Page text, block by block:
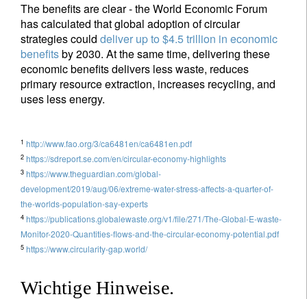
The benefits are clear - the World Economic Forum
has calculated that global adoption of circular
strategies could deliver up to $4.5 trillion in economic
benefitsby 2030. At the same time, delivering these
economic benefits delivers less waste, reduces
primary resource extraction, increases recycling, and
uses less energy.
1 http://www.fao.org/3/ca6481en/ca6481en.pdf
2 https://sdreport.se.com/en/circular-economy-highlights
3 https://www.theguardian.com/global-
development/2019/aug/06/extreme-water-stress-affects-a-quarter-of-
the-worlds-population-say-experts
4 https://publications.globalewaste.org/v1/file/271/The-Global-E-waste-
Monitor-2020-Quantities-flows-and-the-circular-economy-potential.pdf
5 https://www.circularity-gap.world/
Wichtige Hinweise.